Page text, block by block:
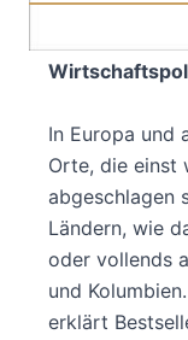
In Europa und
Orte, die einst
abgeschlagen
Ländern, wie
oder vollends
und
erklärt